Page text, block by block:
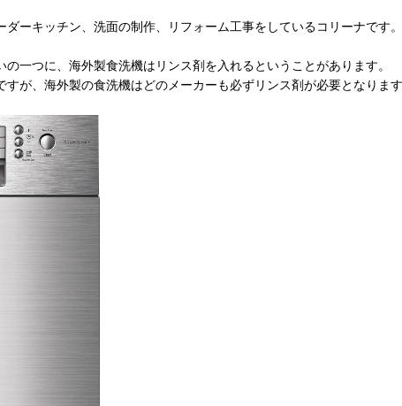
ーキッチン、洗面の制作、リフォーム工事をしているコリーナです。
一つに、海外製食洗機はリンス剤を入れるということがあります。
すが、海外製の食洗機はどのメーカーも必ずリンス剤が必要となりま